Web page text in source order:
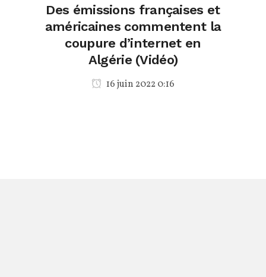
Des émissions françaises et
américaines commentent la
coupure d’internet en
Algérie (Vidéo)
16 juin 2022 0:16